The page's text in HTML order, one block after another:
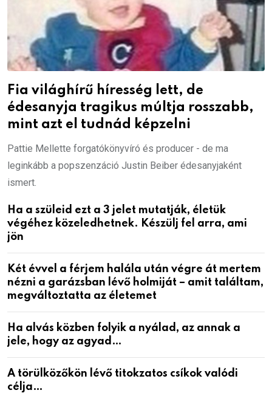
Fia világhírű híresség lett, de
édesanyja tragikus múltja rosszabb,
mint azt el tudnád képzelni
Pattie Mellette forgatókönyvíró és producer - de ma
leginkább a popszenzáció Justin Beiber édesanyjaként
ismert.
Ha a szüleid ezt a 3 jelet mutatják, életük
végéhez közeledhetnek. Készülj fel arra, ami
jön
Két évvel a férjem halála után végre át mertem
nézni a garázsban lévő holmiját – amit találtam,
megváltoztatta az életemet
Ha alvás közben folyik a nyálad, az annak a
jele, hogy az agyad…
A törülközőkön lévő titokzatos csíkok valódi
célja…